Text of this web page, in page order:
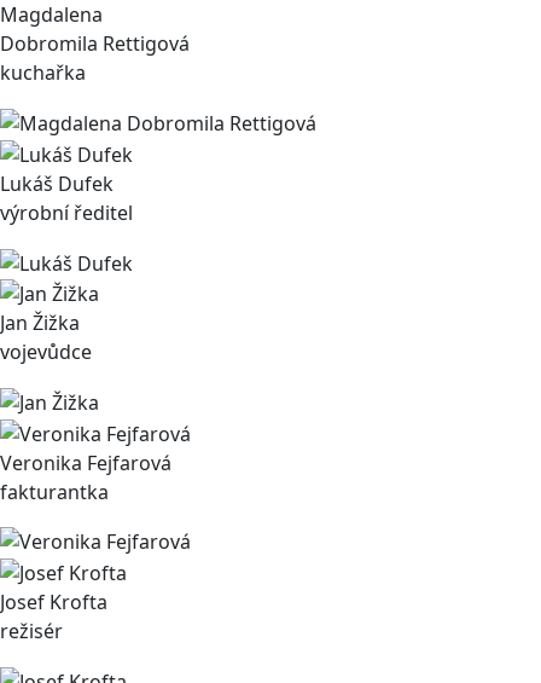
Magdalena
Dobromila Rettigová
kuchařka
Lukáš Dufek
výrobní ředitel
Jan Žižka
vojevůdce
Veronika Fejfarová
fakturantka
Josef Krofta
režisér